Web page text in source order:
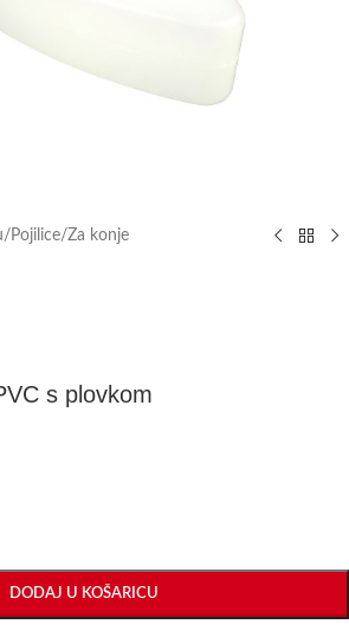
/ Pojilice/Za konje
s plovkom
DODAJ U KOŠARICU